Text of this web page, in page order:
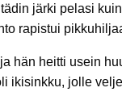
järki pelasi
rapistui
hän heitti usein
ikisinkku, jolle